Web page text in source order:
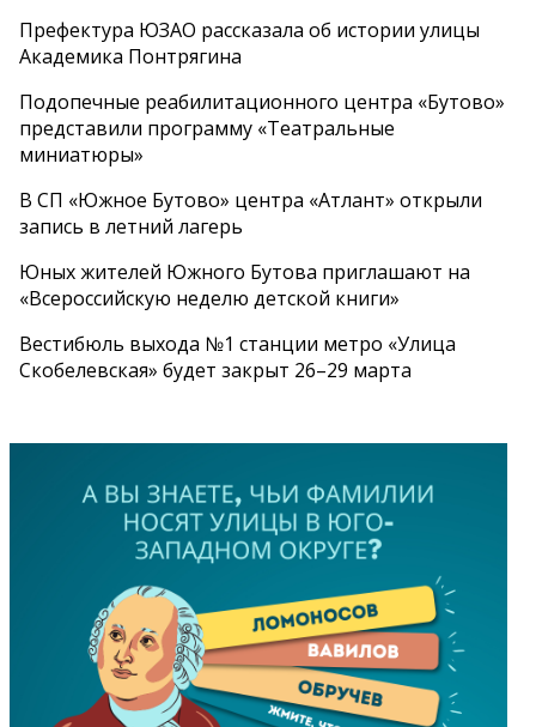
Префектура ЮЗАО рассказала об истории улицы
Академика Понтрягина
Подопечные реабилитационного центра «Бутово»
представили программу «Театральные
миниатюры»
В СП «Южное Бутово» центра «Атлант» открыли
запись в летний лагерь
Юных жителей Южного Бутова приглашают на
«Всероссийскую неделю детской книги»
Вестибюль выхода №1 станции метро «Улица
Скобелевская» будет закрыт 26–29 марта